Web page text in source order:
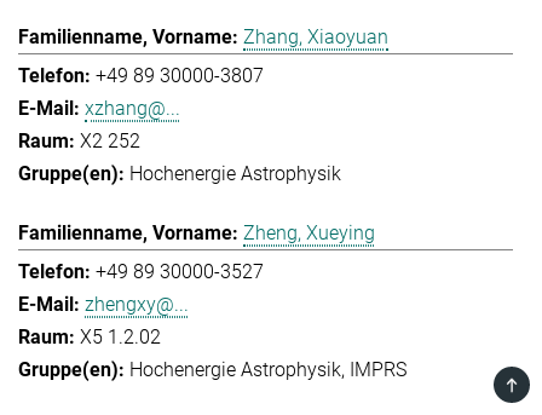
Zhang, Xiaoyuan
+49 89 30000-3807
xzhang@...
X2 252
Hochenergie Astrophysik
Zheng, Xueying
+49 89 30000-3527
zhengxy@...
X5 1.2.02
Hochenergie Astrophysik
IMPRS
TOP